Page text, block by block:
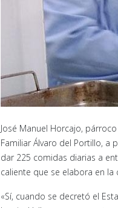
José Manuel Horcajo,
Familiar Álvaro del Portillo, a
dar 225 comidas diarias a
caliente que se elabora en
«Sí, cuando se decretó el